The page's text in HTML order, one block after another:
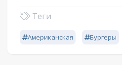
Теги
Американская Бургеры